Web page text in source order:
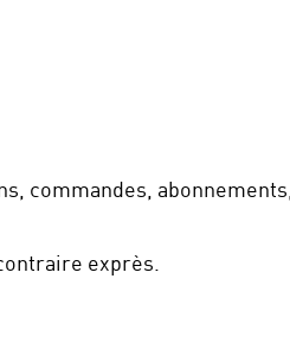
commandes,
exprès.